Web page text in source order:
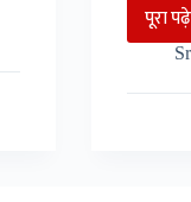
पूरा पढ़े
: